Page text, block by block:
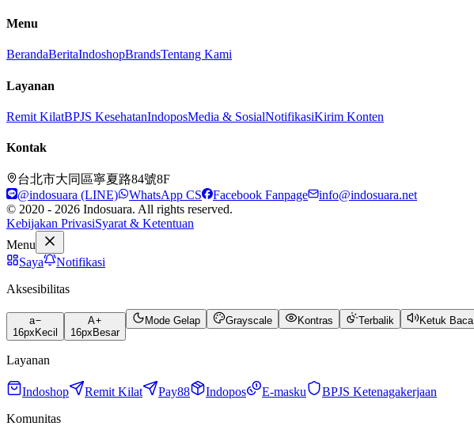
Menu
BerandaBeritaIndoshopBrandsTentang Kami
Layanan
Remit KilatBPJS KesehatanIndoposMedia & SosialNotifikasiKirim Konten
Kontak
台北市大同區寧夏路84號8F
@indosuara (LINE)
WhatsApp CS Facebook Fanpage
info@indosuara.net
© 2020 - 2026 Indosuara. All rights reserved.
Kebijakan PrivasiSyarat & Ketentuan
Menu
Saya
Notifikasi
Aksesibilitas
a
16px Kecil
A
16px Besar
Mode Gelap Grayscale Kontras Terbalik Ketuk Baca
Layanan
Indoshop Remit Kilat Pay88 Indopos E-masku
BPJS Ketenagakerjaan
Komunitas